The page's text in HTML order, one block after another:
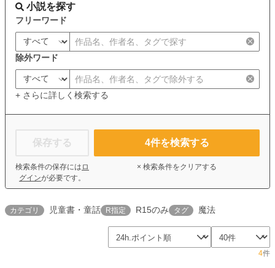
小説を探す
フリーワード
除外ワード
+ さらに詳しく検索する
保存する
検索条件の保存には ロ
グインが必要です。
4件を検索する
× 検索条件をクリアする
カテゴリ 児童書・童話 R指定 R15のみ タグ 魔法
4件